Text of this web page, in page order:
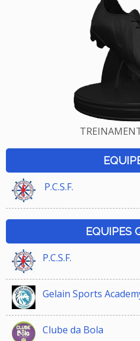
P.C.S.F.
EQUIPES
P.C.S.F.
Gelain Sports
Clube da Bola